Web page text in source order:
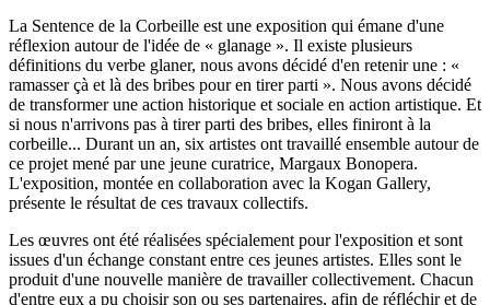
La Sentence de la Corbeille est une exposition qui émane d'une
réflexion autour de l'idée de « glanage ». Il existe plusieurs
définitions du verbe glaner, nous avons décidé d'en retenir une : «
ramasser çà et là des bribes pour en tirer parti ». Nous avons décidé
de transformer une action historique et sociale en action artistique. Et
si nous n'arrivons pas à tirer parti des bribes, elles finiront à la
corbeille... Durant un an, six artistes ont travaillé ensemble autour de
ce projet mené par une jeune curatrice, Margaux Bonopera.
L'exposition, montée en collaboration avec la Kogan Gallery,
présente le résultat de ces travaux collectifs.
Les œuvres ont été réalisées spécialement pour l'exposition et sont
issues d'un échange constant entre ces jeunes artistes. Elles sont le
produit d'une nouvelle manière de travailler collectivement. Chacun
d'entre eux a pu choisir son ou ses partenaires, afin de réfléchir et de